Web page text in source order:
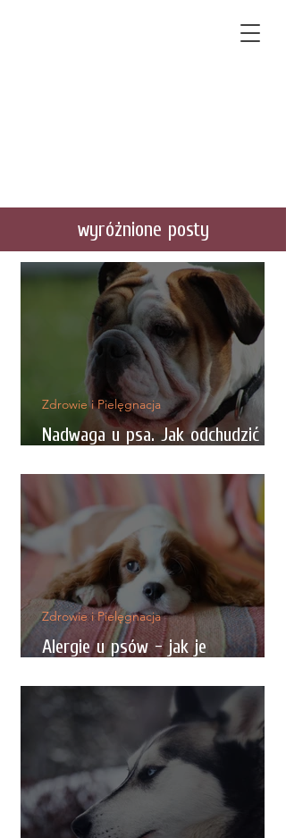
wyróżnione posty
Nadwaga u psa. Jak odchudzić
Zdrowie i Pielęgnacja
Alergie u psów - jak je
Zdrowie i Pielęgnacja